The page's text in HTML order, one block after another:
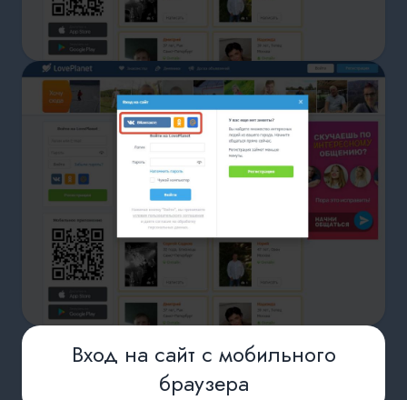
Вход на сайт с мобильного
браузера